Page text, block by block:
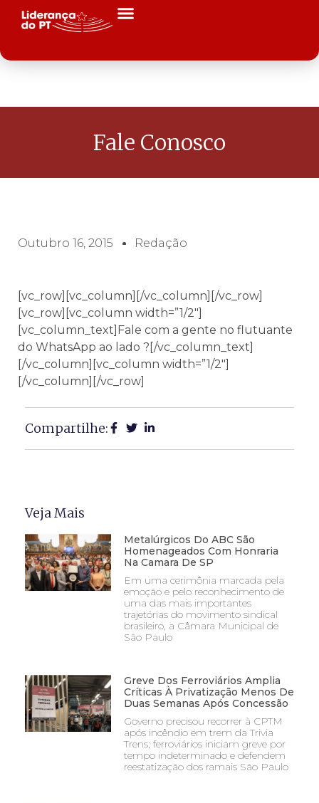
Fale Conosco
Outubro 16, 2015 Redação
[vc_row][vc_column][/vc_column][/vc_row]
[vc_row][vc_column width=”1/2″]
[vc_column_text]Fale com a gente no flutuante
do WhatsApp ao lado ?[/vc_column_text]
[/vc_column][vc_column width=”1/2″]
[/vc_column][/vc_row]
Compartilhe:
Veja Mais
Metalúrgicos Do ABC São
Homenageados Com Honraria
Na Camara De SP
Em uma cerimônia marcada pela
emoção e pelo reconhecimento de
uma das mais importantes
trajetórias do movimento sindical
brasileiro, a Câmara Municipal de
São Paulo
Greve Dos Ferroviários Amplia
Críticas À Privatização Menos De
Duas Semanas Após Concessão
Governo precisou recorrer à CPTM
após incêndio em trem da Trivia
Trens; ferroviários iniciam greve por
tempo indeterminado e defendem
reestatização dos ramais São Paulo